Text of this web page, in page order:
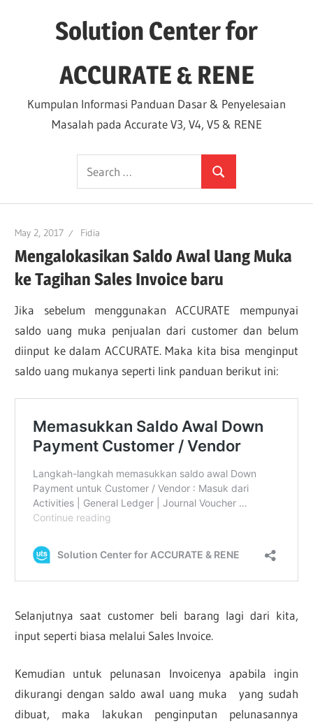
Solution Center for
ACCURATE & RENE
Kumpulan Informasi Panduan Dasar & Penyelesaian
Masalah pada Accurate V3, V4, V5 & RENE
Search
for:
Search
May 2, 2017 Fidia
Mengalokasikan Saldo Awal Uang Muka
ke Tagihan Sales Invoice baru
Jika sebelum menggunakan ACCURATE mempunyai
saldo uang muka penjualan dari customer dan belum
diinput ke dalam ACCURATE. Maka kita bisa menginput
saldo uang mukanya seperti link panduan berikut ini:
Selanjutnya saat customer beli barang lagi dari kita,
input seperti biasa melalui Sales Invoice.
Kemudian untuk pelunasan Invoicenya apabila ingin
dikurangi dengan saldo awal uang muka yang sudah
dibuat, maka lakukan penginputan pelunasannya